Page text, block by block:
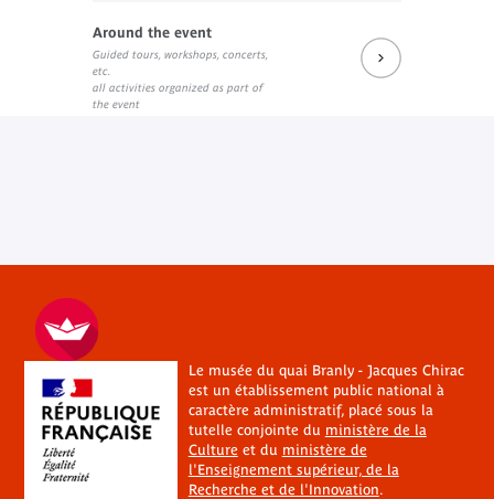
Around the event
Guided tours, workshops, concerts,
etc.
all activities organized as part of
the event
Le musée du quai Branly - Jacques Chirac
est un établissement public national à
caractère administratif, placé sous la
tutelle conjointe du ministère de la
Cultureet du ministère de
l'Enseignement supérieur, de la
Recherche et de l'Innovation.